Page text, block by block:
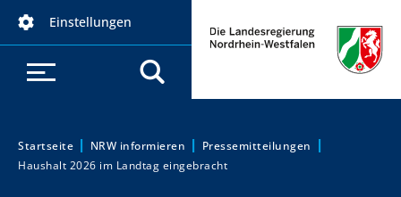
Einstellungen
Sie sind hier:
Startseite NRW informieren
Pressemitteilungen
Haushalt 2026 im Landtag eingebracht